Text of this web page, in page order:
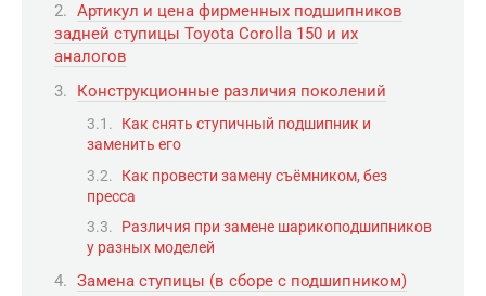
Артикул и цена фирменных подшипников
задней ступицы Toyota Corolla 150 и их
аналогов
Конструкционные различия поколений
Как снять ступичный подшипник и
заменить его
Как провести замену съёмником, без
пресса
Различия при замене шарикоподшипников
у разных моделей
Замена ступицы (в сборе с подшипником)